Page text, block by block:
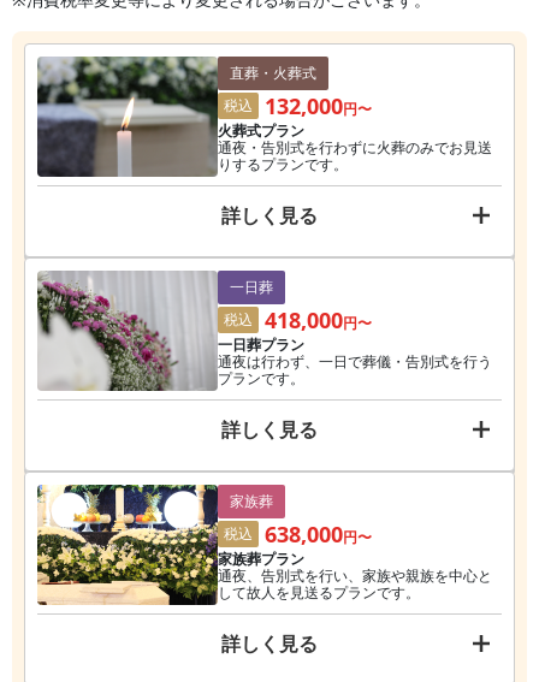
直葬・火葬式
税込
132,000円〜
火葬式プラン
通夜・告別式を行わずに火葬のみでお見送
りするプランです。
詳しく見る
一日葬
税込
418,000円〜
一日葬プラン
通夜は行わず、一日で葬儀・告別式を行う
プランです。
詳しく見る
家族葬
税込
638,000円〜
家族葬プラン
通夜、告別式を行い、家族や親族を中心と
して故人を見送るプランです。
詳しく見る